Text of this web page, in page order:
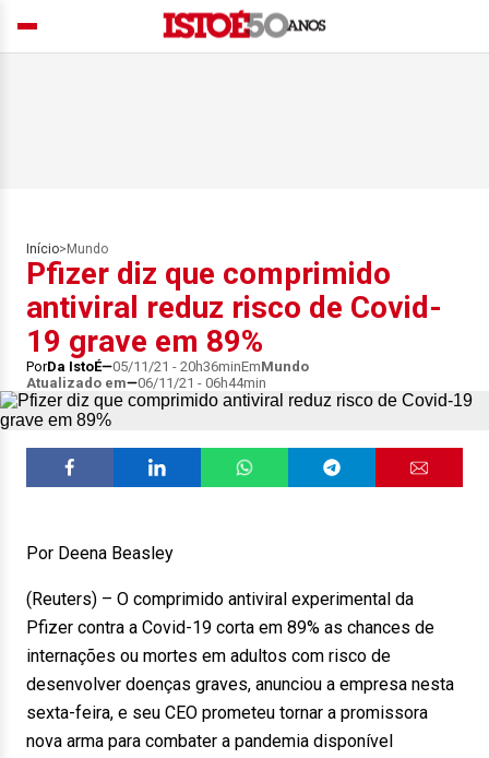
Início> Mundo
Pfizer diz que comprimido
antiviral reduz risco de Covid-
19 grave em 89%
PorDa IstoÉ 05/11/21 - 20h36minEmMundo
Atualizado em
06/11/21 - 06h44min
Por Deena Beasley
(Reuters) – O comprimido antiviral experimental da
Pfizer contra a Covid-19 corta em 89% as chances de
internações ou mortes em adultos com risco de
desenvolver doenças graves, anunciou a empresa nesta
sexta-feira, e seu CEO prometeu tornar a promissora
nova arma para combater a pandemia disponível